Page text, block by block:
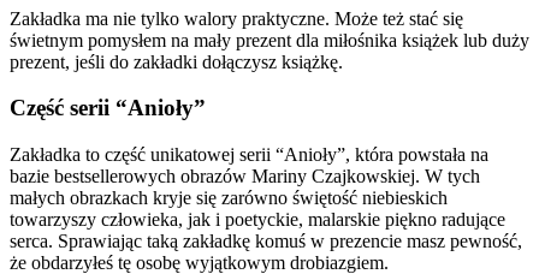
Zakładka ma nie tylko walory praktyczne. Może też stać się
świetnym pomysłem na mały prezent dla miłośnika książek lub duży
prezent, jeśli do zakładki dołączysz książkę.
Część serii “Anioły”
Zakładka to część unikatowej serii “Anioły”, która powstała na
bazie bestsellerowych obrazów Mariny Czajkowskiej. W tych
małych obrazkach kryje się zarówno świętość niebieskich
towarzyszy człowieka, jak i poetyckie, malarskie piękno radujące
serca. Sprawiając taką zakładkę komuś w prezencie masz pewność,
że obdarzyłeś tę osobę wyjątkowym drobiazgiem.